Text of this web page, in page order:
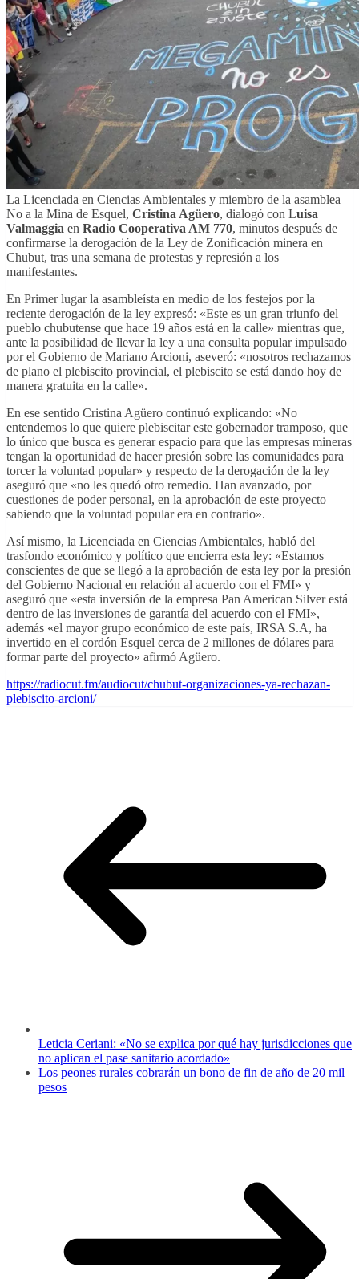
La Licenciada en Ciencias Ambientales y miembro de la asamblea
No a la Mina de Esquel, Cristina Agüero, dialogó con Luisa
Valmaggia en Radio Cooperativa AM 770, minutos después de
confirmarse la derogación de la Ley de Zonificación minera en
Chubut, tras una semana de protestas y represión a los
manifestantes.
En Primer lugar la asambleísta en medio de los festejos por la
reciente derogación de la ley expresó: «Este es un gran triunfo del
pueblo chubutense que hace 19 años está en la calle» mientras que,
ante la posibilidad de llevar la ley a una consulta popular impulsado
por el Gobierno de Mariano Arcioni, aseveró: «nosotros rechazamos
de plano el plebiscito provincial, el plebiscito se está dando hoy de
manera gratuita en la calle».
En ese sentido Cristina Agüero continuó explicando: «No
entendemos lo que quiere plebiscitar este gobernador tramposo, que
lo único que busca es generar espacio para que las empresas mineras
tengan la oportunidad de hacer presión sobre las comunidades para
torcer la voluntad popular» y respecto de la derogación de la ley
aseguró que «no les quedó otro remedio. Han avanzado, por
cuestiones de poder personal, en la aprobación de este proyecto
sabiendo que la voluntad popular era en contrario».
Así mismo, la Licenciada en Ciencias Ambientales, habló del
trasfondo económico y político que encierra esta ley: «Estamos
conscientes de que se llegó a la aprobación de esta ley por la presión
del Gobierno Nacional en relación al acuerdo con el FMI» y
aseguró que «esta inversión de la empresa Pan American Silver está
dentro de las inversiones de garantía del acuerdo con el FMI»,
además «el mayor grupo económico de este país, IRSA S.A, ha
invertido en el cordón Esquel cerca de 2 millones de dólares para
formar parte del proyecto» afirmó Agüero.
https://radiocut.fm/audiocut/chubut-organizaciones-ya-rechazan-
plebiscito-arcioni/
Leticia Ceriani: «No se explica por qué hay jurisdicciones que
no aplican el pase sanitario acordado»
Los peones rurales cobrarán un bono de fin de año de 20 mil
pesos